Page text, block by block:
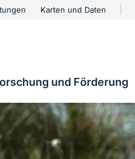
Karten und Daten
und Förderung